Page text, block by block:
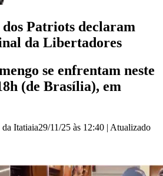
Patriots declaram
da Libertadores
se enfrentam neste
(de Brasília), em
da Itatiaia29/11/25 às 12:40 | Atualizado